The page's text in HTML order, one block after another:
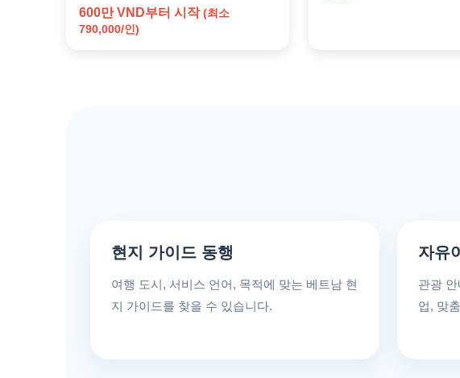
600만 VND부터 시작(최소
790,000/인)
현지 가이드 동행
여행 도시, 서비스 언어, 목적에 맞는 베트남 현
지 가이드를 찾을 수 있습니다.
자유
관광
업, 맞